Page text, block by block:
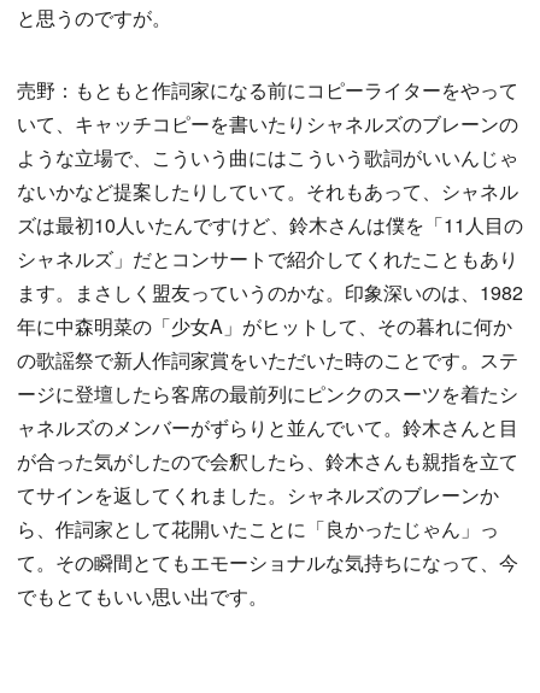
と思うのですが。
売野：もともと作詞家になる前にコピーライターをやって
いて、キャッチコピーを書いたりシャネルズのブレーンの
ような立場で、こういう曲にはこういう歌詞がいいんじゃ
ないかなど提案したりしていて。それもあって、シャネル
ズは最初10人いたんですけど、鈴木さんは僕を「11人目の
シャネルズ」だとコンサートで紹介してくれたこともあり
ます。まさしく盟友っていうのかな。印象深いのは、1982
年に中森明菜の「少女A」がヒットして、その暮れに何か
の歌謡祭で新人作詞家賞をいただいた時のことです。ステ
ージに登壇したら客席の最前列にピンクのスーツを着たシ
ャネルズのメンバーがずらりと並んでいて。鈴木さんと目
が合った気がしたので会釈したら、鈴木さんも親指を立て
てサインを返してくれました。シャネルズのブレーンか
ら、作詞家として花開いたことに「良かったじゃん」っ
て。その瞬間とてもエモーショナルな気持ちになって、今
でもとてもいい思い出です。